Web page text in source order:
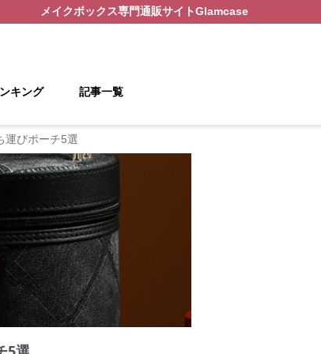
メイクボックス専門通販サイトGlamcase
キング 記事一覧
運びポーチ5選